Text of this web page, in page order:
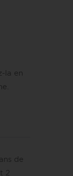
la en
de
2